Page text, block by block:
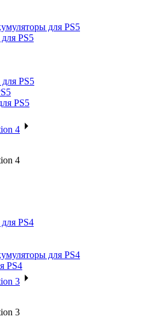
для PS5
PS5
PS5
PS5
4
4
PS4
для PS4
PS4
3
3